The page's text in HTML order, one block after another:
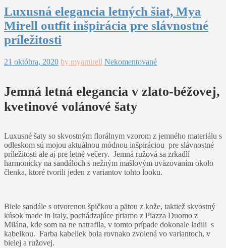
Luxusná elegancia letných šiat, Mya
Mirell outfit inšpirácia pre slávnostné
príležitosti
21 októbra, 2020 by myamirell Nekomentované
Jemná letná elegancia v zlato-béžovej,
kvetinové volánové šaty
Luxusné šaty so skvostným florálnym vzorom z jemného materiálu s
odleskom sú mojou aktuálnou módnou inšpiráciou pre slávnostné
príležitosti ale aj pre letné večery. Jemná ružová sa zrkadlí
harmonicky na sandáloch s nežným mašlovým uväzovaním okolo
členka, ktoré tvorili jeden z variantov tohto looku.
Biele sandále s otvorenou špičkou a pätou z kože, taktiež skvostný
kúsok made in Italy, pochádzajúce priamo z Piazza Duomo z
Milána, kde som na ne natrafila, v tomto prípade dokonale ladili s
kabelkou. Farba kabeliek bola rovnako zvolená vo variantoch, v
bielej a ružovej.